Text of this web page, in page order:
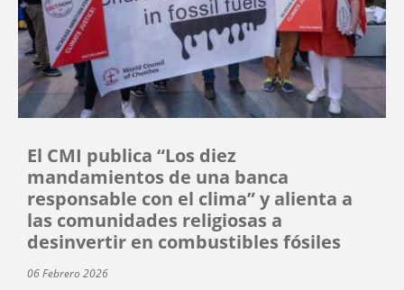
El CMI publica “Los diez
mandamientos de una banca
responsable con el clima” y alienta a
las comunidades religiosas a
desinvertir en combustibles fósiles
06 Febrero 2026